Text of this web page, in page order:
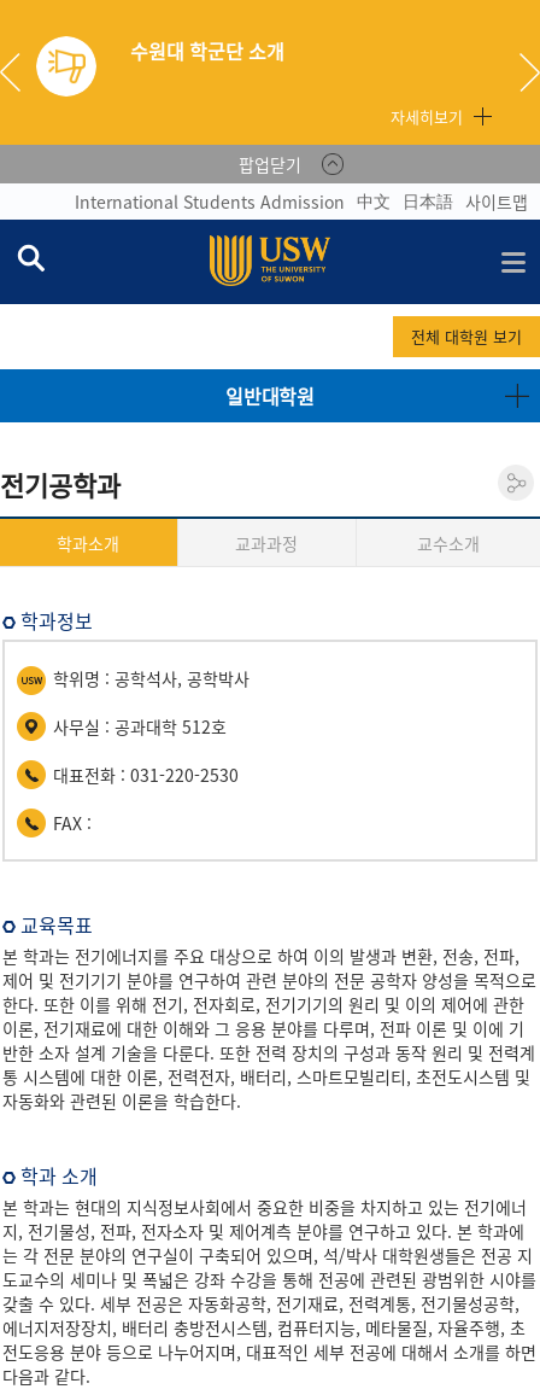
수원대 학군단 소개
자세히보기
팝업닫기
International Students Admission 中文 日本語 사이트맵
전체 대학원 보기
일반대학원
전기공학과
학과소개 교과과정 교수소개
학과정보
학위명 : 공학석사, 공학박사
사무실 : 공과대학 512호
대표전화 : 031-220-2530
FAX :
교육목표
본 학과는 전기에너지를 주요 대상으로 하여 이의 발생과 변환, 전송, 전파,
제어 및 전기기기 분야를 연구하여 관련 분야의 전문 공학자 양성을 목적으로
한다. 또한 이를 위해 전기, 전자회로, 전기기기의 원리 및 이의 제어에 관한
이론, 전기재료에 대한 이해와 그 응용 분야를 다루며, 전파 이론 및 이에 기
반한 소자 설계 기술을 다룬다. 또한 전력 장치의 구성과 동작 원리 및 전력계
통 시스템에 대한 이론, 전력전자, 배터리, 스마트모빌리티, 초전도시스템 및
자동화와 관련된 이론을 학습한다.
학과 소개
본 학과는 현대의 지식정보사회에서 중요한 비중을 차지하고 있는 전기에너
지, 전기물성, 전파, 전자소자 및 제어계측 분야를 연구하고 있다. 본 학과에
는 각 전문 분야의 연구실이 구축되어 있으며, 석/박사 대학원생들은 전공 지
도교수의 세미나 및 폭넓은 강좌 수강을 통해 전공에 관련된 광범위한 시야를
갖출 수 있다. 세부 전공은 자동화공학, 전기재료, 전력계통, 전기물성공학,
에너지저장장치, 배터리 충방전시스템, 컴퓨터지능, 메타물질, 자율주행, 초
전도응용 분야 등으로 나누어지며, 대표적인 세부 전공에 대해서 소개를 하면
다음과 같다.